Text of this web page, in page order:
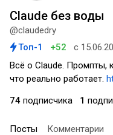
Claude без воды
@claudedry
Топ-1
+52
с
Всё о Claude. Промпты,
что реально работает.
74 подписчика 1
Посты Комментарии